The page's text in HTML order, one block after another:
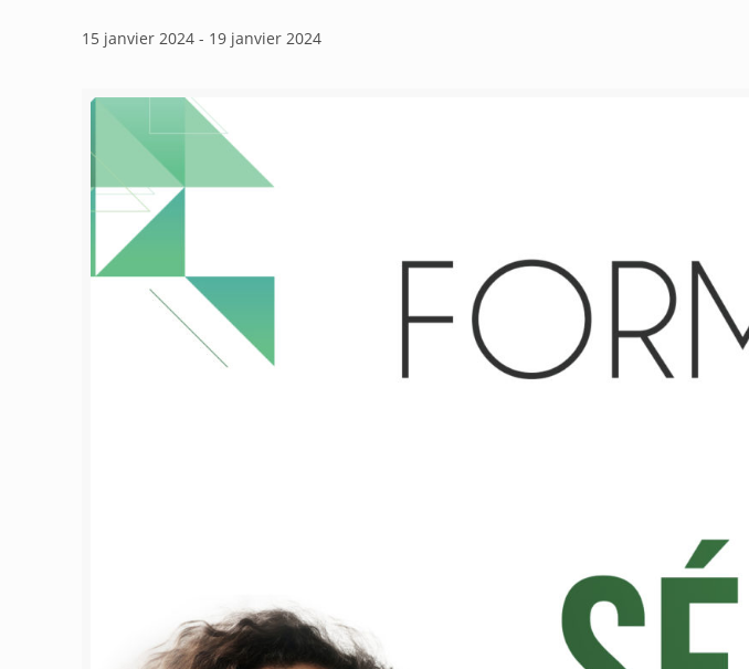
15 janvier 2024 - 19 janvier 2024